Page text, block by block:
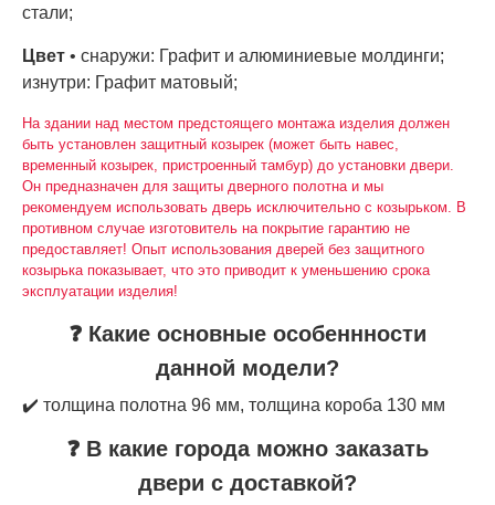
стали;
Цвет • снаружи: Графит и алюминиевые молдинги;
изнутри: Графит матовый;
На здании над местом предстоящего монтажа изделия должен
быть установлен защитный козырек (может быть навес,
временный козырек, пристроенный тамбур) до установки двери.
Он предназначен для защиты дверного полотна и мы
рекомендуем использовать дверь исключительно с козырьком. В
противном случае изготовитель на покрытие гарантию не
предоставляет! Опыт использования дверей без защитного
козырька показывает, что это приводит к уменьшению срока
эксплуатации изделия!
❓ Какие основные особеннности
данной модели?
✔️ толщина полотна 96 мм, толщина короба 130 мм
❓ В какие города можно заказать
двери с доставкой?